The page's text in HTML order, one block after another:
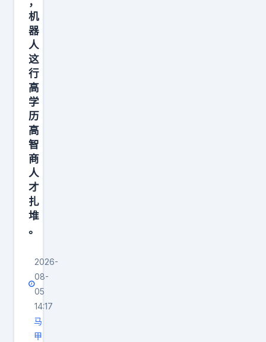
是
先
训
练
一
个
较
小
的
基
础
模
型
，
再
它
进
入
真
实
条
内
容
，
可
能
几
年
后
依
然
给
你
带
来
量
和
机
会
。
踏
着
坚
定
的
步
伐
！
机
器
人
这
行
高
学
历
高
智
商
人
才
扎
堆
。
2026-
08-
05
14:17
马
甲